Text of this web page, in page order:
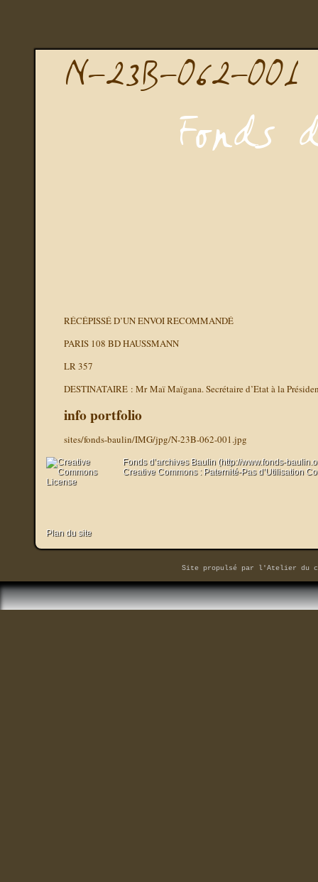
RÉCÉPISSÉ D’UN ENVOI RECOMMANDÉ
PARIS 108 BD HAUSSMANN
LR 357
DESTINATAIRE : Mr Maï Maïgana. Secrétaire d’Etat à la
info portfolio
sites/fonds-baulin/IMG/jpg/N-23B-062-001.jpg
Fonds d’archives Baulin (http://www.fonds-
Creative Commons : Paternité-Pas d’Utilisation
Plan du site
Site propulsé par l'Atelier du